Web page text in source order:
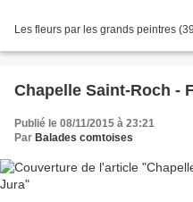
Les fleurs par les grands peintres
Chapelle Saint-Roch -
Publié le 08/11/2015 à 23:21
Par Balades comtoises